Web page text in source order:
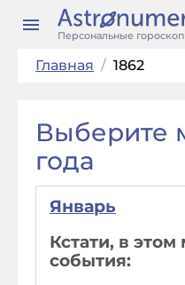
Персональные
Главная / 1862
Выберите
года
Январь
Кстати, в
события: